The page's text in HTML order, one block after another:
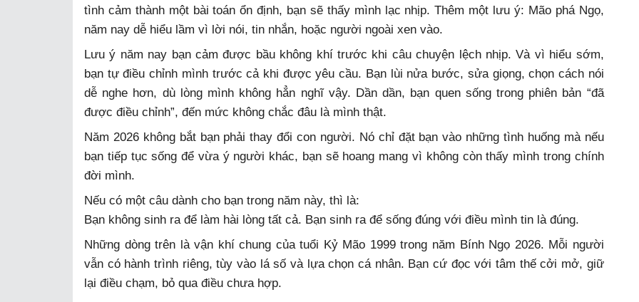
tình cảm thành một bài toán ổn định, bạn sẽ thấy mình lạc nhịp. Thêm một lưu ý: Mão phá Ngọ,
năm nay dễ hiểu lầm vì lời nói, tin nhắn, hoặc người ngoài xen vào.
Lưu ý năm nay bạn cảm được bầu không khí trước khi câu chuyện lệch nhịp. Và vì hiểu sớm,
bạn tự điều chỉnh mình trước cả khi được yêu cầu. Bạn lùi nửa bước, sửa giọng, chọn cách nói
dễ nghe hơn, dù lòng mình không hẳn nghĩ vậy. Dần dần, bạn quen sống trong phiên bản “đã
được điều chỉnh”, đến mức không chắc đâu là mình thật.
Năm 2026 không bắt bạn phải thay đổi con người. Nó chỉ đặt bạn vào những tình huống mà nếu
bạn tiếp tục sống để vừa ý người khác, bạn sẽ hoang mang vì không còn thấy mình trong chính
đời mình.
Nếu có một câu dành cho bạn trong năm này, thì là:
Bạn không sinh ra để làm hài lòng tất cả. Bạn sinh ra để sống đúng với điều mình tin là đúng.
Những dòng trên là vận khí chung của tuổi Kỷ Mão 1999 trong năm Bính Ngọ 2026. Mỗi người
vẫn có hành trình riêng, tùy vào lá số và lựa chọn cá nhân. Bạn cứ đọc với tâm thế cởi mở, giữ
lại điều chạm, bỏ qua điều chưa hợp.